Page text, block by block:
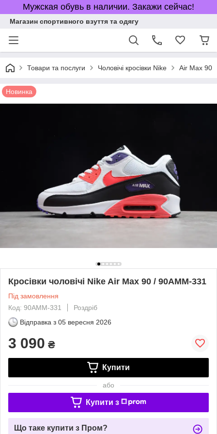
Мужская обувь в наличии. Закажи сейчас!
Магазин спортивного взуття та одягу
Товари та послуги Чоловічі кросівки Nike Air Max 90
Новинка
Кросівки чоловічі Nike Air Max 90 / 90AMM-331
Під замовлення
Код: 90AMM-331
Роздріб
Відправка з 05 вересня 2026
3 090 ₴
Купити
або
Купити з
Що таке купити з Пром?